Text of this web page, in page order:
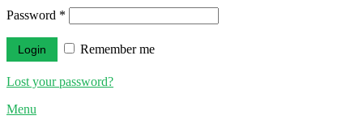
Password *
Remember me
Lost your password?
Menu